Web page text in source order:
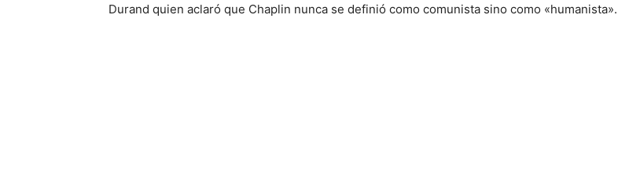
Durand quien aclaró que Chaplin nunca se definió como comunista sino como «humanista».